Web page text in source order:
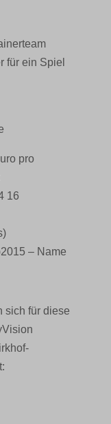
für ein Spiel
pro
16
– Name
sich für diese